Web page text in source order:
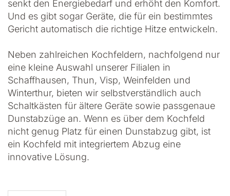
senkt den Energiebedarf und erhöht den Komfort.
Und es gibt sogar Geräte, die für ein bestimmtes
Gericht automatisch die richtige Hitze entwickeln.
Neben zahlreichen Kochfeldern, nachfolgend nur
eine kleine Auswahl unserer Filialen in
Schaffhausen, Thun, Visp, Weinfelden und
Winterthur, bieten wir selbstverständlich auch
Schaltkästen für ältere Geräte sowie passgenaue
Dunstabzüge an. Wenn es über dem Kochfeld
nicht genug Platz für einen Dunstabzug gibt, ist
ein Kochfeld mit integriertem Abzug eine
innovative Lösung.